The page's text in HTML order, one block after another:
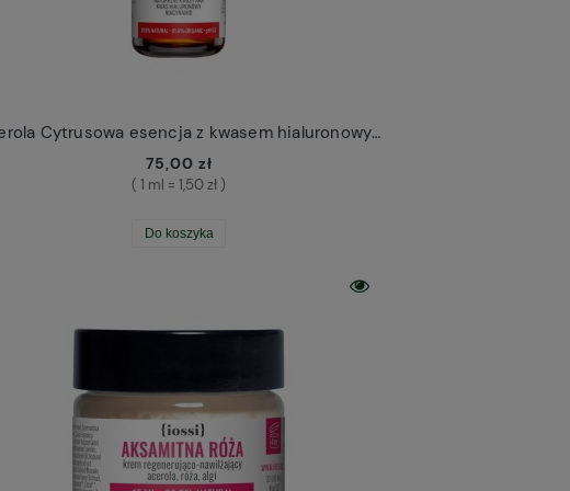
Acerola Cytrusowa esencja z kwasem hialuronowym Iossi mini 50ml
75,00 zł
( 1 ml = 1,50 zł )
Do koszyka